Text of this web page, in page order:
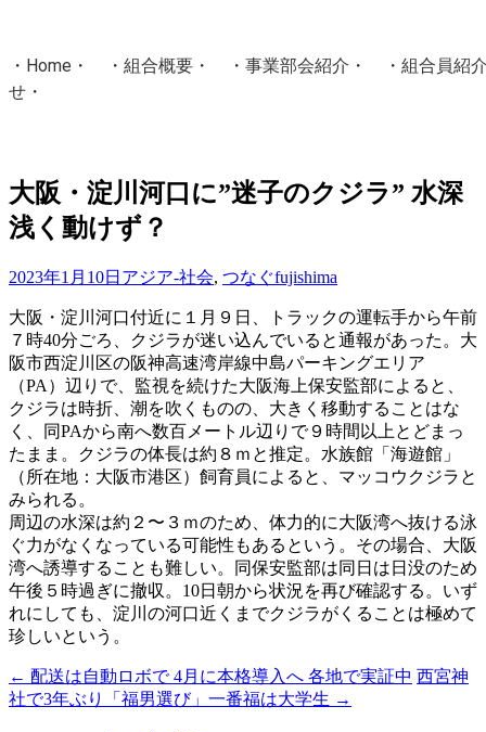
・ Home ・ ・ 組合概要 ・ ・ 事業部会紹介 ・ ・ 組合員紹
せ ・
協同組合Masters／
国土交通省・経済産業省・農林水産省・厚生労働省 認可
大阪・淀川河口に”迷子のクジラ” 水深
浅く動けず？
2023年1月10日 アジア-社会, つなぐfujishima
大阪・淀川河口付近に１月９日、トラックの運転手から午前
７時40分ごろ、クジラが迷い込んでいると通報があった。大
阪市西淀川区の阪神高速湾岸線中島パーキングエリア
（PA）辺りで、監視を続けた大阪海上保安監部によると、
クジラは時折、潮を吹くものの、大きく移動することはな
く、同PAから南へ数百メートル辺りで９時間以上とどまっ
たまま。クジラの体長は約８ｍと推定。水族館「海遊館」
（所在地：大阪市港区）飼育員によると、マッコウクジラと
みられる。
周辺の水深は約２〜３ｍのため、体力的に大阪湾へ抜ける泳
ぐ力がなくなっている可能性もあるという。その場合、大阪
湾へ誘導することも難しい。同保安監部は同日は日没のため
午後５時過ぎに撤収。10日朝から状況を再び確認する。いず
れにしても、淀川の河口近くまでクジラがくることは極めて
珍しいという。
投
稿
← 配送は自動ロボで 4月に本格導入へ 各地で実証中 西宮神
社で3年ぶり「福男選び」一番福は大学生 →